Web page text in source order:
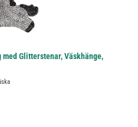
Glitterstenar, Väskhänge,